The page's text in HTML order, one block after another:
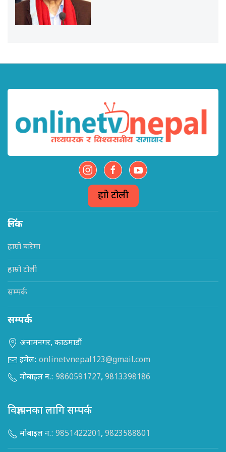
हाम्रो टोली
लिंक
हाम्रो बारेमा
हाम्रो टोली
सम्पर्क
सम्पर्क
अनामनगर, काठमाडौं
इमेल: onlinetvnepal123@gmail.com
मोबाइल न.: 9860591727, 9813398186
विज्ञापनका लागि सम्पर्क
मोबाइल न.: 9851422201, 9823588801